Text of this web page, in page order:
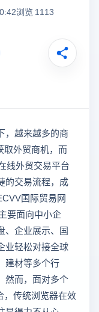
浏览 1113
，越来越多的商
取外贸商机，而
线外贸交易平台
的交易流程，成
国际贸易网
要面向中小企
、企业展示、国
业轻松对接全球
建材等多个行
然而，面对多个
，传统浏览器在效